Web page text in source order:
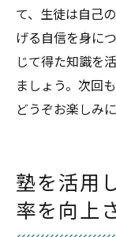
て、生徒は自己
げる自信を身に
じて得た知識を
ましょう。次回
どうぞお楽しみに
塾を活用
率を向上